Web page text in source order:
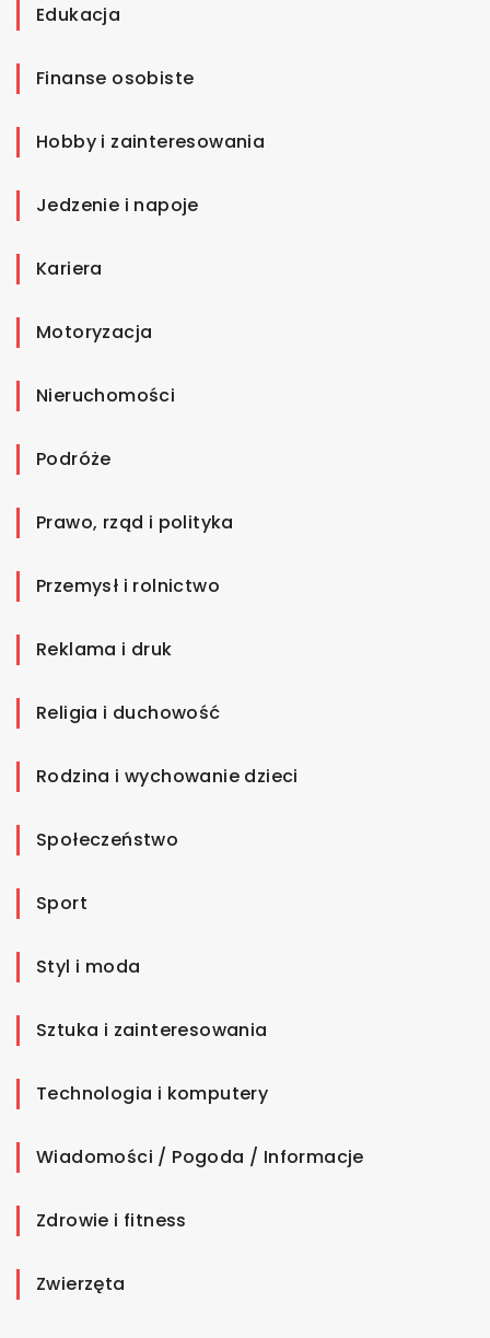
Edukacja
Finanse osobiste
Hobby i zainteresowania
Jedzenie i napoje
Kariera
Motoryzacja
Nieruchomości
Podróże
Prawo, rząd i polityka
Przemysł i rolnictwo
Reklama i druk
Religia i duchowość
Rodzina i wychowanie dzieci
Społeczeństwo
Sport
Styl i moda
Sztuka i zainteresowania
Technologia i komputery
Wiadomości / Pogoda / Informacje
Zdrowie i fitness
Zwierzęta